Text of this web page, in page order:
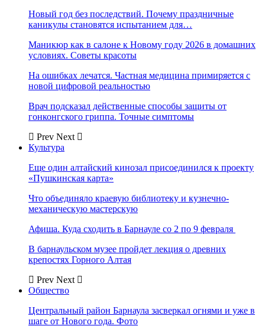
Новый год без последствий. Почему праздничные
каникулы становятся испытанием для…
Маникюр как в салоне к Новому году 2026 в домашних
условиях. Советы красоты
На ошибках лечатся. Частная медицина примиряется с
новой цифровой реальностью
Врач подсказал действенные способы защиты от
гонконгского гриппа. Точные симптомы
Prev Next
Культура
Еще один алтайский кинозал присоединился к проекту
«Пушкинская карта»
Что объединяло краевую библиотеку и кузнечно-
механическую мастерскую
Афиша. Куда сходить в Барнауле со 2 по 9 февраля
В барнаульском музее пройдет лекция о древних
крепостях Горного Алтая
Prev Next
Общество
Центральный район Барнаула засверкал огнями и уже в
шаге от Нового года. Фото